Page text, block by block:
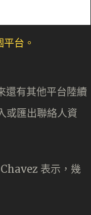
有其他平台陸續
或匯出聯絡人資
表示，幾